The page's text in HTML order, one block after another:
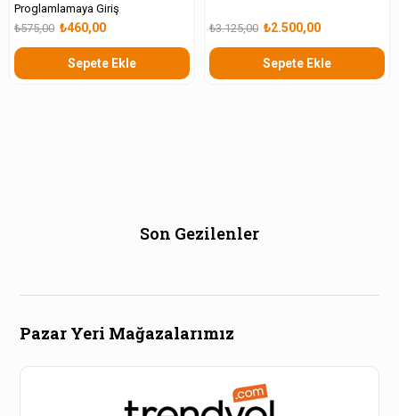
Proglamlamaya Giriş
₺460,00
₺575,00
Sepete Ekle
₺2.500,00
₺3.125,00
Sepete Ekle
Son Gezilenler
Pazar Yeri Mağazalarımız